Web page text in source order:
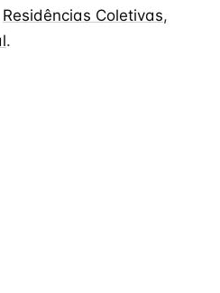
Residências Coletivas,
.